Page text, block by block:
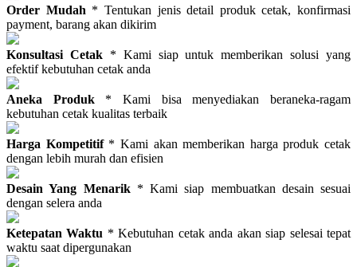
Order Mudah * Tentukan jenis detail produk cetak, konfirmasi
payment, barang akan dikirim
Konsultasi Cetak* Kami siap untuk memberikan solusi yang
efektif kebutuhan cetak anda
Aneka Produk * Kami bisa menyediakan beraneka-ragam
kebutuhan cetak kualitas terbaik
Harga Kompetitif* Kami akan memberikan harga produk cetak
dengan lebih murah dan efisien
Desain Yang Menarik* Kami siap membuatkan desain sesuai
dengan selera anda
Ketepatan Waktu * Kebutuhan cetak anda akan siap selesai tepat
waktu saat dipergunakan